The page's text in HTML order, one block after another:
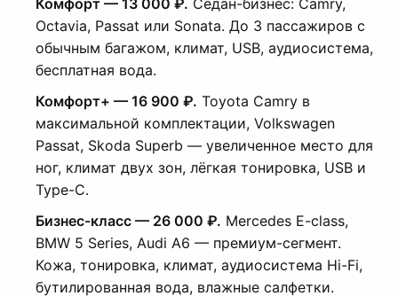
Комфорт — 13 000 ₽. Седан-бизнес: Camry,
Octavia, Passat или Sonata. До 3 пассажиров с
обычным багажом, климат, USB, аудиосистема,
бесплатная вода.
Комфорт+ — 16 900 ₽. Toyota Camry в
максимальной комплектации, Volkswagen
Passat, Skoda Superb — увеличенное место для
ног, климат двух зон, лёгкая тонировка, USB и
Type-C.
Бизнес-класс — 26 000 ₽. Mercedes E-class,
BMW 5 Series, Audi A6 — премиум-сегмент.
Кожа, тонировка, климат, аудиосистема Hi-Fi,
бутилированная вода, влажные салфетки.